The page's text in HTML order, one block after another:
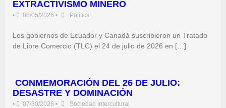
EXTRACTIVISMO MINERO
• 08/05/2026 • Política
Los gobiernos de Ecuador y Canadá suscribieron un Tratado
de Libre Comercio (TLC) el 24 de julio de 2026 en […]
CONMEMORACIÓN DEL 26 DE JULIO:
DESASTRE Y DOMINACIÓN
• 07/30/2026 • Sociedad Intercultural